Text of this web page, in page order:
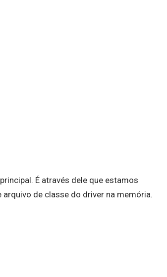
É através dele que estamos
de classe do driver na memória.